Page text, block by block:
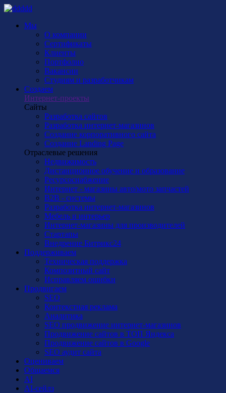
Мы
О компании
Сертификаты
Клиенты
Портфолио
Вакансии
Студиям и разработчикам
Создаем
Интернет-проекты
Сайты
Разработка сайтов
Разработка интернет-магазинов
Создание корпоративного сайта
Создание Landing Page
Отраслевые решения
Недвижимость
Дистанционное обучение и образование
Ресурсоснабжение
Интернет - магазины авто/мото запчастей
B2B - системы
Разработка интернет-магазинов
Мебель и интерьер
Интернет-магазины для производителей
Стартапы
Внедрение Битрикс24
Поддерживаем
Техническая поддержка
Композитный сайт
Исправляем ошибки
Продвигаем
SEO
Контекстная реклама
Аналитика
SEO продвижение интернет-магазинов
Продвижение сайтов в ТОП Яндекса
Продвижение сайтов в Google
SEO аудит сайта
Оцениваем
Общаемся
AI
AI-сейлз